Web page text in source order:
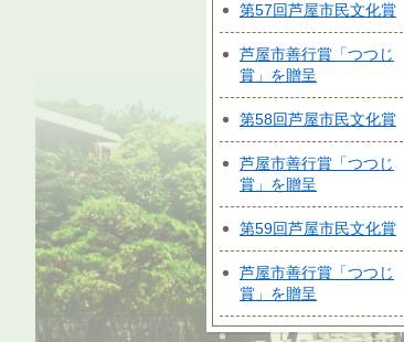
第57回芦屋市民文化賞
芦屋市善行賞「つつじ
賞」を贈呈
第58回芦屋市民文化賞
芦屋市善行賞「つつじ
賞」を贈呈
第59回芦屋市民文化賞
芦屋市善行賞「つつじ
賞」を贈呈